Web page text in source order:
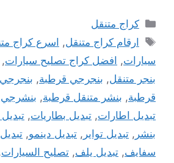
التصنيفات
كراج متنقل
الوسوم
ارقام كراج متنقل, اسرع كراج
سيارات, افضل كراج تصليح سيارات,
بنجر متنقل, بنجرجي قرطبة,
قرطبة, بنشر متنقل قرطبة,
تبديل اطارات, تبديل بطاريات,
بنشر , تبديل تواير , تبديل دينمو,
سفايف, تبديل يلف, تصليح السيارات